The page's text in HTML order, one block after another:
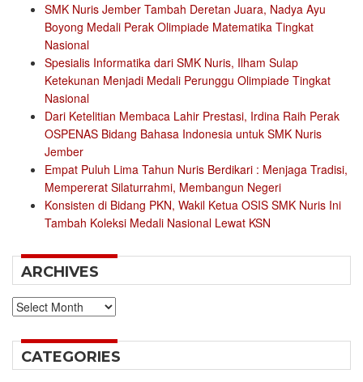
SMK Nuris Jember Tambah Deretan Juara, Nadya Ayu
Boyong Medali Perak Olimpiade Matematika Tingkat
Nasional
Spesialis Informatika dari SMK Nuris, Ilham Sulap
Ketekunan Menjadi Medali Perunggu Olimpiade Tingkat
Nasional
Dari Ketelitian Membaca Lahir Prestasi, Irdina Raih Perak
OSPENAS Bidang Bahasa Indonesia untuk SMK Nuris
Jember
Empat Puluh Lima Tahun Nuris Berdikari : Menjaga Tradisi,
Mempererat Silaturrahmi, Membangun Negeri
Konsisten di Bidang PKN, Wakil Ketua OSIS SMK Nuris Ini
Tambah Koleksi Medali Nasional Lewat KSN
ARCHIVES
Archives
CATEGORIES